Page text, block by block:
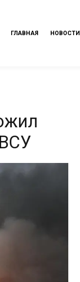
ГЛАВНАЯ НОВОСТИ